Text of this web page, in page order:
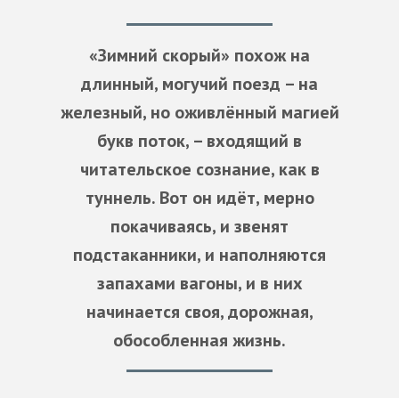
«Зимний скорый» похож на
длинный, могучий поезд – на
железный, но оживлённый магией
букв поток, – входящий в
читательское сознание, как в
туннель. Вот он идёт, мерно
покачиваясь, и звенят
подстаканники, и наполняются
запахами вагоны, и в них
начинается своя, дорожная,
обособленная жизнь.